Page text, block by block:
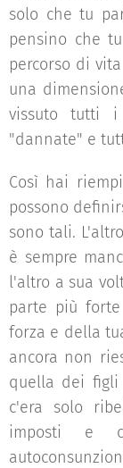
solo che tu
pensino che
percorso di
una
vissuto tutti
"dannate" e
Così hai
possono
sono tali.
è sempre
l'altro a sua
parte più
forza e della
ancora non
quella dei
c'era solo
imposti e